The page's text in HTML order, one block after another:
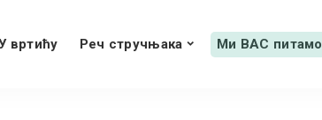
вртићу Реч стручњака Ми ВАС питамо